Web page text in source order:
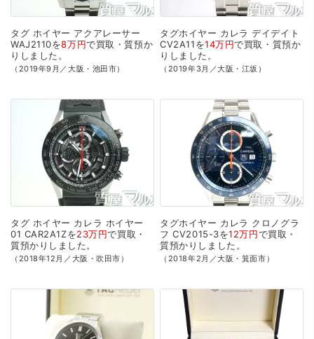
タグ ホイヤー アクアレーサー
WAJ2110を8万円で買取・質預か
り しました。
（2019年9月／大阪・池田市）
タグホイヤー カレラ デイデイト
CV2A11を14万円で買取・質預か
り しました。
（2019年3月／大阪・江坂）
タグ ホイヤー カレラ ホイヤー
01 CAR2A1Zを23万円で買取・
質預かり しました。
（2018年12月／大阪・吹田市）
タグホイヤー カレラ クロノグラ
フ CV2015-3を12万円で買取・
質預かり しました。
（2018年2月／大阪・箕面市）